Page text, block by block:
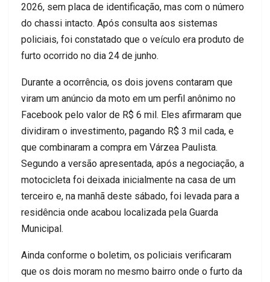
2026, sem placa de identificação, mas com o número
do chassi intacto. Após consulta aos sistemas
policiais, foi constatado que o veículo era produto de
furto ocorrido no dia 24 de junho.
Durante a ocorrência, os dois jovens contaram que
viram um anúncio da moto em um perfil anônimo no
Facebook pelo valor de R$ 6 mil. Eles afirmaram que
dividiram o investimento, pagando R$ 3 mil cada, e
que combinaram a compra em Várzea Paulista.
Segundo a versão apresentada, após a negociação, a
motocicleta foi deixada inicialmente na casa de um
terceiro e, na manhã deste sábado, foi levada para a
residência onde acabou localizada pela Guarda
Municipal.
Ainda conforme o boletim, os policiais verificaram
que os dois moram no mesmo bairro onde o furto da